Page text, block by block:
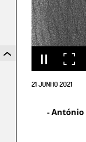
21 JUNHO2021
- António